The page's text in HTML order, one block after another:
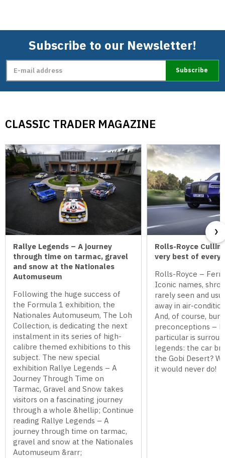
Subscribe to our Newsletter!
Subscribe
CLASSIC TRADER MAGAZINE
Rallye Legends – A journey
through time on tarmac, gravel
and snow at the Nationales
Automuseum
Following the huge success of
the Formula 1 exhibition, the
Nationales Automuseum, The Loh
Collection, is dedicating the next
instalment in its series of high-
calibre themed exhibitions to this
subject. The new special
exhibition Rallye Legends – A
Journey Through Time on
Tarmac, Gravel and Snow takes
visitors on a fascinating journey
through a whole &hellip; Continue
reading Rallye Legends – A
journey through time on tarmac,
gravel and snow at the Nationales
Automuseum &rarr;
Rolls-Royce
very best of
Rolls-Royce –
Iconic names,
rarely seen and
away in air-
And, of course,
preconceptions –
particular is
legends: the car
the Gobi Desert?
it would never do!